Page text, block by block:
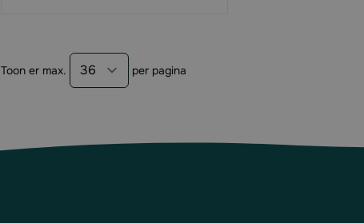
Toon er max. per pagina